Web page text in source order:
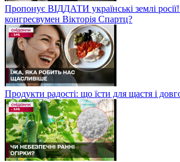
Пропонує ВІДДАТИ українські землі
конгресвумен Вікторія Спартц?
Продукти радості: що їсти для щастя і